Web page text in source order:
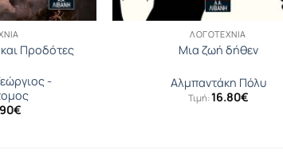
Προδότες
-
€
ΛΟΓΟΤΕΧΝΊΑ
Μια ζωή δήθεν
Αλμπαντάκη Πόλυ
Τιμή:16.80€